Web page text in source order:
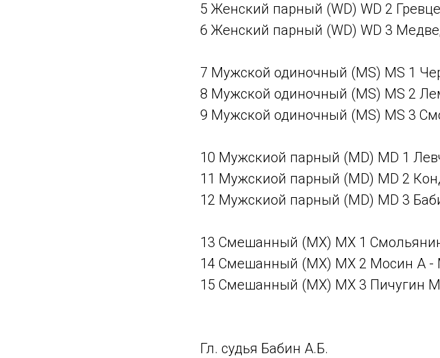
5 Женский парный (WD) WD 2
6 Женский парный (WD) WD 3
7 Мужской одиночный (MS) MS 1
8 Мужской одиночный (MS) MS 2
9 Мужской одиночный (MS) MS 3
10 Мужскиой парный (MD) MD 1
11 Мужскиой парный (MD) MD 2
12 Мужскиой парный (MD) MD 3
13 Смешанный (MX) MX 1
14 Смешанный (MX) MX 2 Мосин А -
15 Смешанный (MX) MX 3 Пичугин
Гл. судья Бабин А.Б.